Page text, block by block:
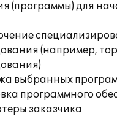
(программы) для
(например,
выбранных
программного
заказчика